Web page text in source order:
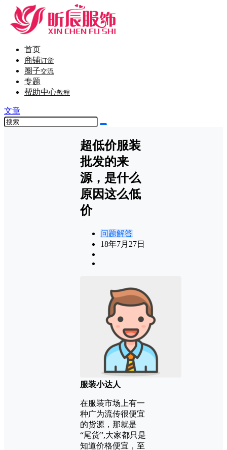
首页
商铺订货
圈子交流
专题
帮助中心教程
文章
超低价服装
批发的来
源，是什么
原因这么低
价
问题解答
18年7月27日
服装小达人
在服装市场上有一
种广为流传很便宜
的货源，那就是
“尾货”,大家都只是
知道价格便宜，至